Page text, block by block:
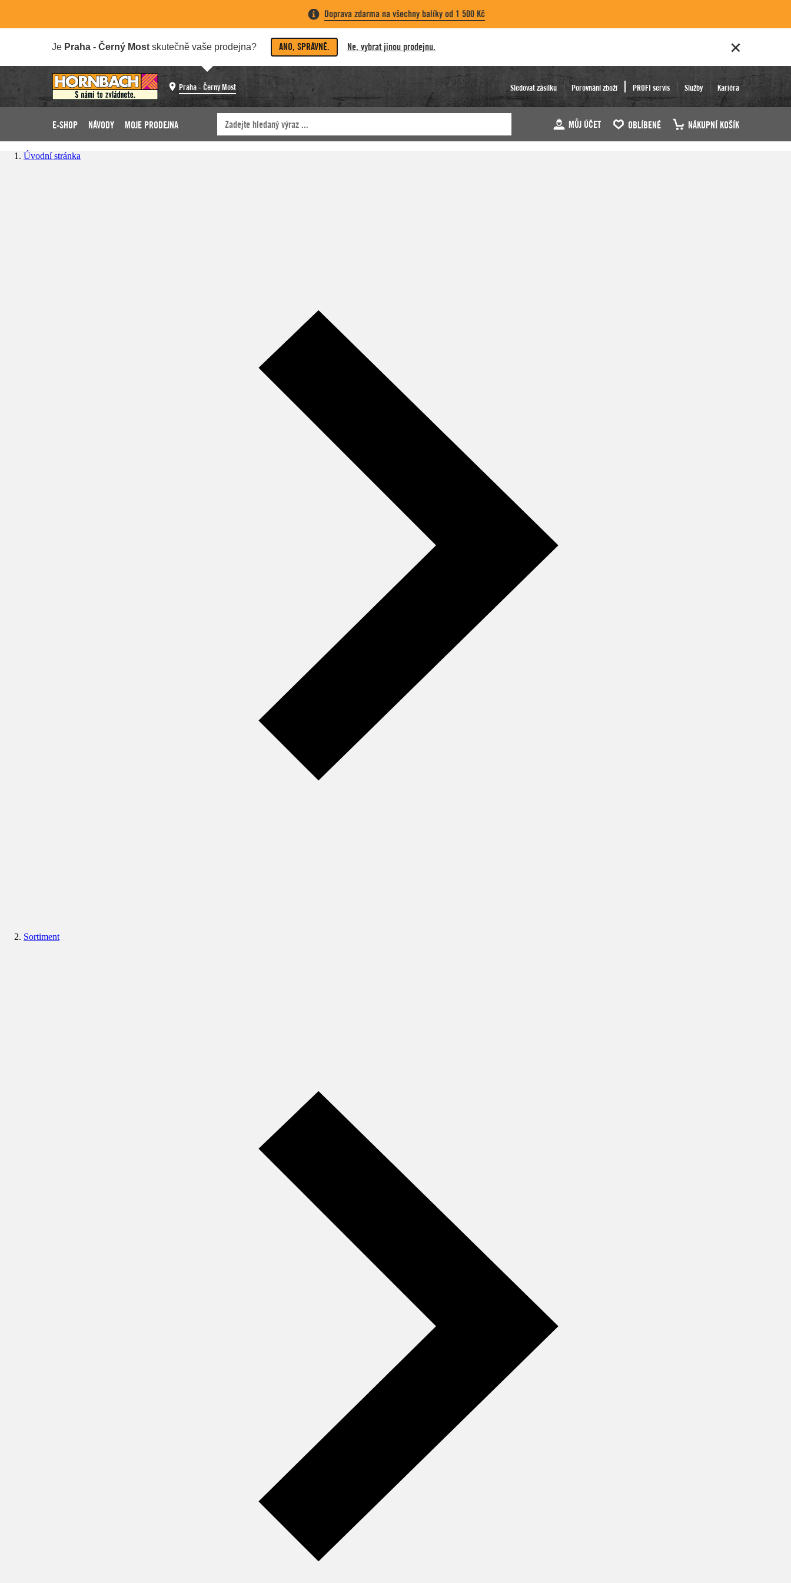
Doprava zdarma na všechny balíky od 1 500 Kč
Je Praha - Černý Most skutečně vaše prodejna? ANO, SPRÁVNĚ. Ne, vybrat jinou prodejnu.
Praha - Černý Most Sledovat zásilku Porovnání zboží PROFI servis Služby Kariéra
E-SHOP NÁVODY MOJE PRODEJNA MŮJ ÚČET OBLÍBENÉ NÁKUPNÍ KOŠÍK
Úvodní stránka
Sortiment